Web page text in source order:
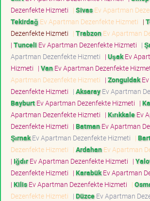
Dezenfekte Hizmeti | SivasEv Apartman
Tekirdağ Ev Apartman Dezenfekte Hizmeti |
Dezenfekte Hizmeti | TrabzonEv Apartman
| Tunceli Ev Apartman Dezenfekte Hizmeti |
Apartman Dezenfekte Hizmeti | UşakEv
Hizmeti | VanEv Apartman Dezenfekte
Apartman Dezenfekte Hizmeti | ZonguldakEv
Dezenfekte Hizmeti | AksarayEv Apartman
BayburtEv Apartman Dezenfekte Hizmeti |
Apartman Dezenfekte Hizmeti | KırıkkaleEv
Dezenfekte Hizmeti | BatmanEv Apartman
ŞırnakEv Apartman Dezenfekte Hizmeti |
Dezenfekte Hizmeti | ArdahanEv Apartman
| IğdırEv Apartman Dezenfekte Hizmeti |
Dezenfekte Hizmeti | KarabükEv Apartman
| KilisEv Apartman Dezenfekte Hizmeti |
Dezenfekte Hizmeti | DüzceEv Apartman